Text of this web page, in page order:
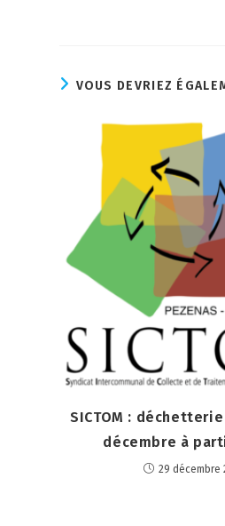
VOUS DEVRIEZ
SICTOM :
décembre à
29 décembre